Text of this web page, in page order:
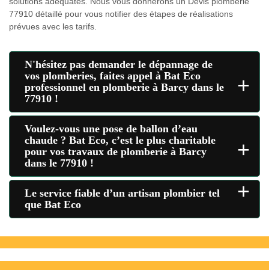
77910 détaillé pour vous notifier des étapes de réalisations
prévues avec les tarifs.
N'hésitez pas demander le dépannage de
vos plomberies, faites appel à Bat Eco
professionnel en plomberie à Barcy dans le
77910 !
+
Voulez-vous une pose de ballon d’eau
chaude ? Bat Eco, c’est le plus charitable
pour vos travaux de plomberie à Barcy
dans le 77910 !
+
Le service fiable d’un artisan plombier tel
que Bat Eco
+